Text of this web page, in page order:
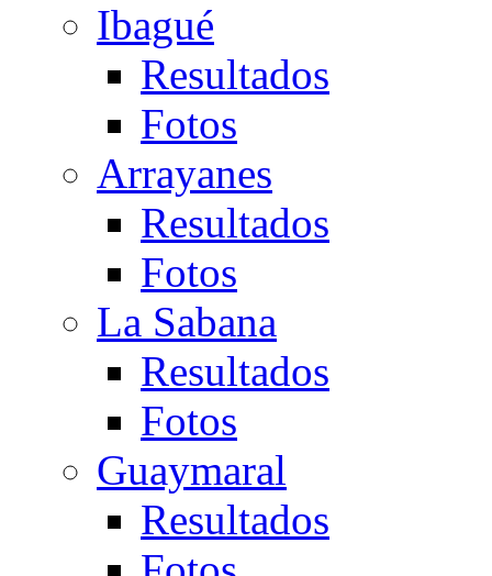
Ibagué
Resultados
Fotos
Arrayanes
Resultados
Fotos
La Sabana
Resultados
Fotos
Guaymaral
Resultados